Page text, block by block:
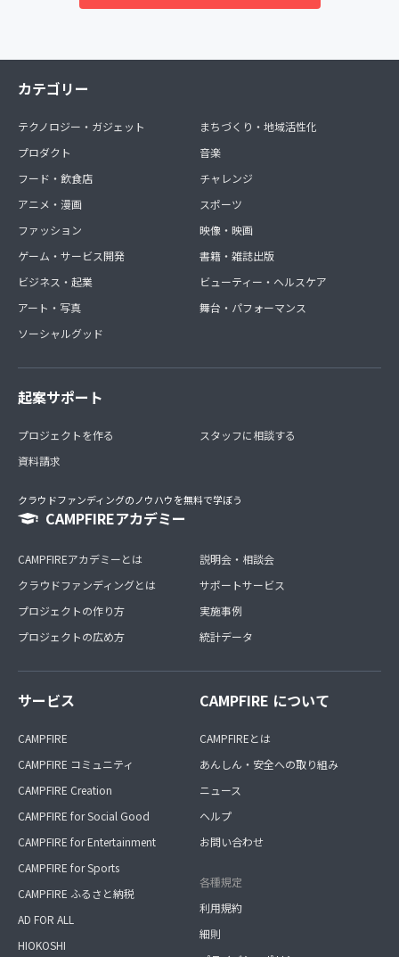
カテゴリー
テクノロジー・ガジェット
プロダクト
フード・飲食店
アニメ・漫画
ファッション
ゲーム・サービス開発
ビジネス・起業
アート・写真
ソーシャルグッド
まちづくり・地域活性化
音楽
チャレンジ
スポーツ
映像・映画
書籍・雑誌出版
ビューティー・ヘルスケア
舞台・パフォーマンス
起案サポート
プロジェクトを作る
資料請求
スタッフに相談する
クラウドファンディングのノウハウを無料で学ぼう
CAMPFIREアカデミー
CAMPFIREアカデミーとは
クラウドファンディングとは
プロジェクトの作り方
プロジェクトの広め方
説明会・相談会
サポートサービス
実施事例
統計データ
サービス
CAMPFIRE
CAMPFIRE コミュニティ
CAMPFIRE Creation
CAMPFIRE for Social Good
CAMPFIRE for Entertainment
CAMPFIRE for Sports
CAMPFIRE ふるさと納税
AD FOR ALL
HIOKOSHI
CAMPFIRE について
CAMPFIREとは
あんしん・安全への取り組み
ニュース
ヘルプ
お問い合わせ
各種規定
利用規約
細則